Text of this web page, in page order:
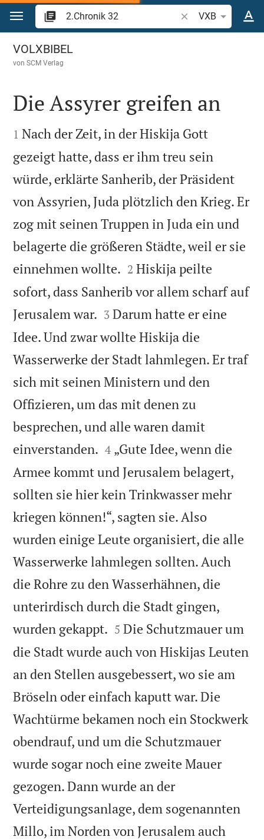
Zum Inhalt springen
Bibelstelle oder
VXB
2.Chronik 32
VOLXBIBEL
vonSCM Verlag

Die Assyrer greifen an

1 Nach der Zeit, in der Hiskija Gott
gezeigt hatte, dass er ihm treu sein
würde, erklärte Sanherib, der Präsident
von Assyrien, Juda plötzlich den Krieg. Er
zog mit seinen Truppen in Juda ein und
belagerte die größeren Städte, weil er sie
einnehmen wollte. 

2 Hiskija peilte
sofort, dass Sanherib vor allem scharf auf
Jerusalem war. 

3 Darum hatte er eine
Idee. Und zwar wollte Hiskija die
Wasserwerke der Stadt lahmlegen. Er traf
sich mit seinen Ministern und den
Offizieren, um das mit denen zu
besprechen, und alle waren damit
einverstanden. 

4 „Gute Idee, wenn die
Armee kommt und Jerusalem belagert,
sollten sie hier kein Trinkwasser mehr
kriegen können!“, sagten sie. Also
wurden einige Leute organisiert, die alle
Wasserwerke lahmlegen sollten. Auch
die Rohre zu den Wasserhähnen, die
unterirdisch durch die Stadt gingen,
wurden gekappt. 

5 Die Schutzmauer um
die Stadt wurde auch von Hiskijas Leuten
an den Stellen ausgebessert, wo sie am
Bröseln oder einfach kaputt war. Die
Wachtürme bekamen noch ein Stockwerk
obendrauf, und um die Schutzmauer
wurde sogar noch eine zweite Mauer
gezogen. Dann wurde an der
Verteidigungsanlage, dem sogenannten
Millo, im Norden von Jerusalem auch